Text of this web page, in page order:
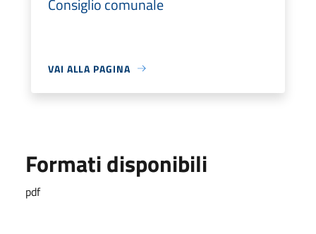
VAI ALLA PAGINA
Formati disponibili
pdf